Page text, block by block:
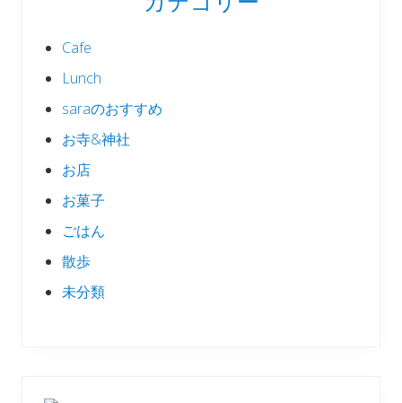
Cafe
Lunch
saraのおすすめ
お寺&神社
お店
お菓子
ごはん
散歩
未分類